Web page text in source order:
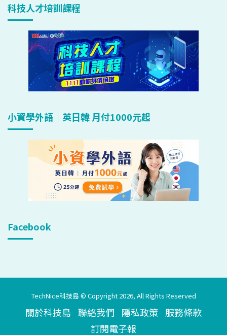
科技人才培訓課程
小資學外語｜英日韓 月付1000元起
Facebook
TechNice科技島 © Copyright 2026, All Rights Reserved
關於科技島 聯絡我們 隱私政策 服務條款
訂閱電子報